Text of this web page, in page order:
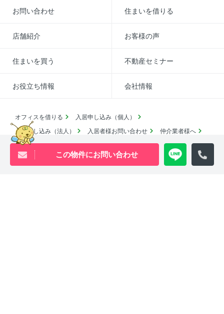
この物件にお問い合わせ
お問い合わせ 住まいを借りる
店舗紹介 お客様の声
住まいを買う 不動産セミナー
お役立ち情報 会社情報
オフィスを借りる
入居申し込み（個人）
入居申し込み（法人）
入居者様お問い合わせ
仲介業者様へ
よくあるご質問
採用情報